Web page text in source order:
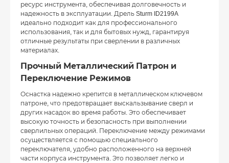
ресурс инструмента, обеспечивая долговечность и
надежность в эксплуатации. Дрель Sturm ID2199A
идеально подходит как для профессионального
использования, так и для бытовых нужд, гарантируя
отличные результаты при сверлении в различных
материалах.
Прочный Металлический Патрон и
Переключение Режимов
Оснастка надежно крепится в металлическом ключевом
патроне, что предотвращает выскальзывание сверл и
других насадок во время работы. Это обеспечивает
высокую точность и безопасность при выполнении
сверлильных операций. Переключение между режимами
осуществляется с помощью специального
переключателя, удобно расположенного на верхней
части корпуса инструмента. Это позволяет легко и